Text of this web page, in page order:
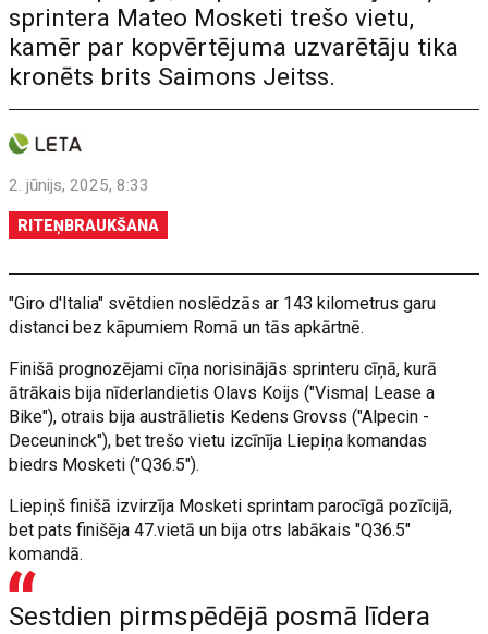
sprintera Mateo Mosketi trešo vietu,
kamēr par kopvērtējuma uzvarētāju tika
kronēts brits Saimons Jeitss.
2. jūnijs, 2025, 8:33
RITEŅBRAUKŠANA
"Giro d'Italia" svētdien noslēdzās ar 143 kilometrus garu
distanci bez kāpumiem Romā un tās apkārtnē.
Finišā prognozējami cīņa norisinājās sprinteru cīņā, kurā
ātrākais bija nīderlandietis Olavs Koijs ("Visma| Lease a
Bike"), otrais bija austrālietis Kedens Grovss ("Alpecin -
Deceuninck"), bet trešo vietu izcīnīja Liepiņa komandas
biedrs Mosketi ("Q36.5").
Liepiņš finišā izvirzīja Mosketi sprintam parocīgā pozīcijā,
bet pats finišēja 47.vietā un bija otrs labākais "Q36.5"
komandā.
Sestdien pirmspēdējā posmā līdera